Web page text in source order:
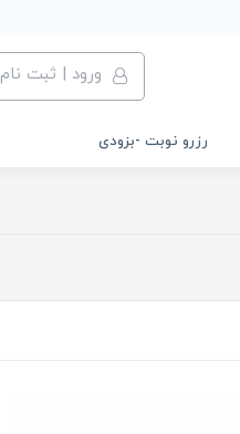
ورود | ثبت نام
رزرو نوبت -بزودی